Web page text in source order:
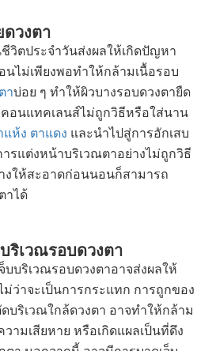
วงตา
วิตประจำวันส่งผลให้เกิดปัญหา
นไม่เพียงพอทำให้กล้ามเนื้อรอบ
าบ่อย ๆ ทำให้ผิวบางรอบดวงตายืด
คอนแทคเลนส์ไม่ถูกวิธีหรือใส่นาน
แห้ง ตาแดง และนำไปสู่การอักเสบ
รแต่งหน้าบริเวณตาอย่างไม่ถูกวิธี
งให้สะอาดก่อนนอนก็สามารถ
าได้
ริเวณรอบดวงตา
บบริเวณรอบดวงตาอาจส่งผลให้
ว่าจะเป็นการกระแทก การถูกของ
บริเวณใกล้ดวงตา อาจทำให้กล้าม
ามเสียหาย หรือเกิดแผลเป็นที่ดึง